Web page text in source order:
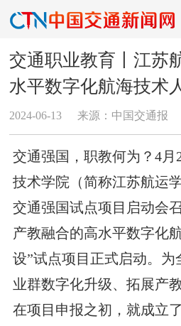
交通职业教育丨江苏
水平数字化航海技术
2024-06-13 来源：中国交通报
交通强国，职教何为？4月
技术学院（简称江苏航运
交通强国试点项目启动会
产教融合的高水平数字化
设”试点项目正式启动。
业群数字化升级、拓展产
在项目申报之初，就成立